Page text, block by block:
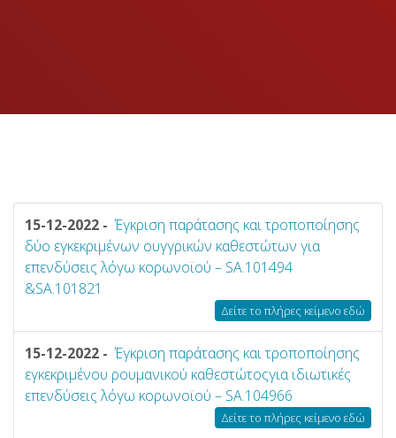
15-12-2022 - Έγκριση παράτασης και τροποποίησης
δύο εγκεκριμένων ουγγρικών καθεστώτων για
επενδύσεις λόγω κορωνοϊού – SA.101494
&SA.101821
Δείτε το πλήρες κείμενο εδώ
15-12-2022 - Έγκριση παράτασης και τροποποίησης
εγκεκριμένου ρουμανικού καθεστώτοςγια ιδιωτικές
επενδύσεις λόγω κορωνοϊού – SA.104966
Δείτε το πλήρες κείμενο εδώ